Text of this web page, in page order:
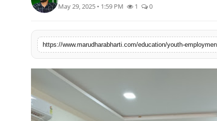
टेक्नोलॉजी
May 29, 2025 • 1:59 PM 1 0
https://www.marudharabharti.com/education/youth-